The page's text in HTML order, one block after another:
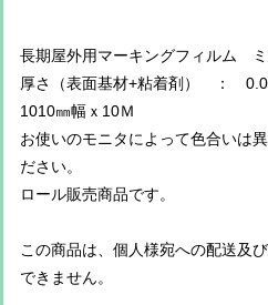
長期屋外用マーキングフィルム
厚さ（表面基材+粘着剤） ：
1010㎜幅ｘ10Ｍ
お使いのモニタによって色合いは
ださい。
ロール販売商品です。
この商品は、個人様宛への配送及
できません。